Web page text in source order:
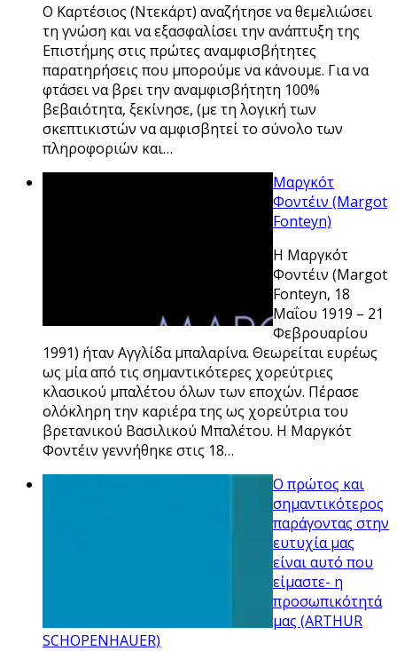
Ο Καρτέσιος (Ντεκάρτ) αναζήτησε να θεμελιώσει
τη γνώση και να εξασφαλίσει την ανάπτυξη της
Επιστήμης στις πρώτες αναμφισβήτητες
παρατηρήσεις που μπορούμε να κάνουμε. Για να
φτάσει να βρει την αναμφισβήτητη 100%
βεβαιότητα, ξεκίνησε, (με τη λογική των
σκεπτικιστών να αμφισβητεί το σύνολο των
πληροφοριών και…
Μαργκότ
Φοντέιν (Margot
Fonteyn)
Η Μαργκότ
Φοντέιν (Margot
Fonteyn, 18
Μαΐου 1919 – 21
Φεβρουαρίου
1991) ήταν Αγγλίδα μπαλαρίνα. Θεωρείται ευρέως
ως μία από τις σημαντικότερες χορεύτριες
κλασικού μπαλέτου όλων των εποχών. Πέρασε
ολόκληρη την καριέρα της ως χορεύτρια του
βρετανικού Βασιλικού Μπαλέτου. Η Μαργκότ
Φοντέιν γεννήθηκε στις 18…
Ο πρώτος και
σημαντικότερος
παράγοντας στην
ευτυχία μας
είναι αυτό που
είμαστε- η
προσωπικότητά
μας (ARTHUR
SCHOPENHAUER)